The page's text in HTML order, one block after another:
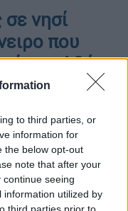
to third parties, or
information for
the below opt-out
note that after your
seeing
information utilized by
third parties prior to
νησί
που
την Αθήνα
απαγόρευσης δε μας